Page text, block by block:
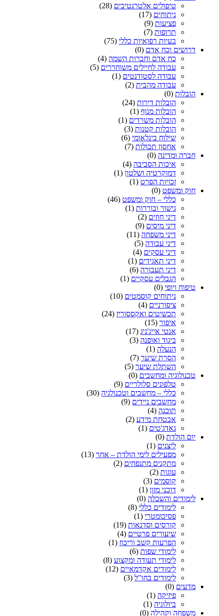
טיפולים אלטרנטיבים (28)
ניתוחים (17)
פציעות (9)
תרופות (7)
בעיות רפואיות כללי (75)
דרושים וכח אדם (0)
כח אדם וחברות השמה (4)
עבודה לחיילים משוחררים (5)
עבודה לסטודנטים (1)
עבודה מהבית (2)
הובלות (0)
הובלות דירות (24)
הובלות מנוף (1)
הובלות משרדים (1)
הובלות קטנות (3)
שילוח בינלאומי (6)
אחסון תכולות (7)
חברה ומדינה (0)
איכות הסביבה (4)
דמוקרטיה ושלטון (1)
זכויות הפרט (1)
חוק ומשפט (0)
כללי – חוק ומשפט (46)
גישור ובוררות (1)
דיני חוזים (2)
דיני מיסים (9)
דיני משפחה (11)
דיני עבודה (5)
דיני עסקים (4)
דיני תאגידים (1)
דיני תעבורה (6)
הגבלים עסקיים (1)
טיפוח ויופי (0)
ניתוחים קוסמטים (10)
ציפורניים (4)
תכשיטים ואקססוריז (24)
איפור (15)
אנטי אייג'ניג (17)
ביגוד ואופנה (3)
הנעלה (1)
הסרת שיער (7)
השתלת שיער (5)
טכנולוגיה ומחשבים (0)
טלפונים סלולריים (9)
כללי – מחשבים וטכנולגיה (30)
מחשבים ניידים (9)
תוכנה (4)
אבטחת מידע (2)
גאדג'טים (1)
יום הולדת (0)
ליצנים (1)
מפעילים לימי הולדת – אחר (13)
מתקנים מתנפחים (2)
עוגות (2)
קוסמים (3)
דוכני מזון (1)
לימודים והשכלה (0)
לימודים כללי (8)
פסיכומטרי (1)
קורסים וסדנאות (19)
שיעורים פרטיים (4)
הפרעות קשב וריכוז (1)
לימודי שפות (6)
לימודי תעודה ומקצוע (8)
לימודים אקדמאיים (12)
לימודים בחו"ל (3)
מדעים (0)
פיזיקה (1)
ביולוגיה (1)
משפחה וקהילה (0)